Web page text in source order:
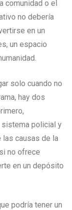
comunidad o el
no debería
en un
un espacio
solo cuando no
hay dos
policial y
las causas de la
no ofrece
en un depósito
podría tener un